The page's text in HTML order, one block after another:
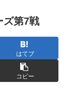
第7戦
はてブ
コピー